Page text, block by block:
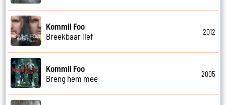
Kommil Foo
Breekbaar lief
2012
Kommil Foo
Breng hem mee
2005